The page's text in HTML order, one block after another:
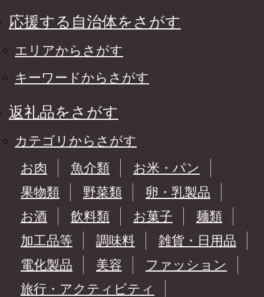
応援する自治体をさがす
エリアからさがす
キーワードからさがす
返礼品をさがす
カテゴリからさがす
お肉
魚介類
お米・パン
果物類
野菜類
卵・乳製品
お酒
飲料類 お菓子
麺類
加工品等
調味料
雑貨・日用品
電化製品
美容
ファッション
旅行・アクティビティ